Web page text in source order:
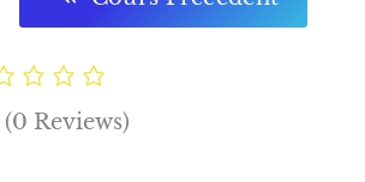
(0 Reviews)